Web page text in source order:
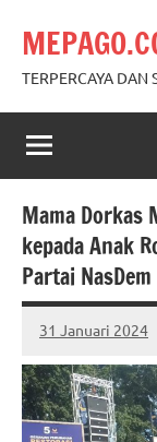
content
TERPERCAYA DAN
Mama Dorkas
kepada Anak
Partai NasDem
31 Januari 2024
No
comments